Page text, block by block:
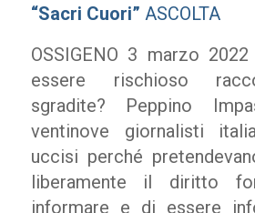
“Sacri Cuori” ASCOLTA
OSSIGENO 3 marzo
essere rischioso
sgradite? Peppino
ventinove giornalisti
uccisi perché
liberamente il diritto
informare e di essere